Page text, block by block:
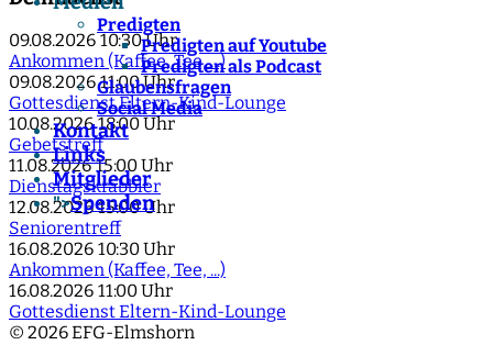
Predigten
Predigten auf Youtube
Predigten als Podcast
Glaubensfragen
Social Media
Kontakt
Links
Mitglieder
">Spenden
09.08.2026 10:30 Uhr
Ankommen (Kaffee, Tee, ...)
09.08.2026 11:00 Uhr
Gottesdienst Eltern-Kind-Lounge
10.08.2026 18:00 Uhr
Gebetstreff
11.08.2026 15:00 Uhr
Dienstagskrabbler
12.08.2026 15:00 Uhr
Seniorentreff
16.08.2026 10:30 Uhr
Ankommen (Kaffee, Tee, ...)
16.08.2026 11:00 Uhr
Gottesdienst Eltern-Kind-Lounge
© 2026 EFG-Elmshorn